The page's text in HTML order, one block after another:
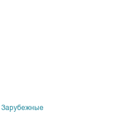
Зарубежные